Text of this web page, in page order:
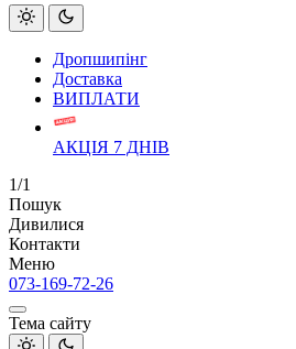
Дропшипінг
Доставка
ВИПЛАТИ
АКЦІЯ 7 ДНІВ
1/1
Пошук
Дивилися
Контакти
Меню
073-169-72-26
Тема сайту